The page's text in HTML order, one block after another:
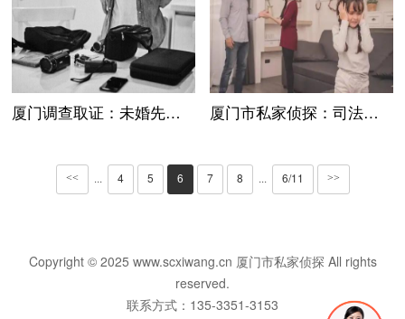
厦门调查取证：未婚先孕罚款缴纳地点 厦门市私家侦探：司法部关于制发涉外涉港澳台民事公证书副本有关问题的批复
<< ··· 4 5 6 7 8 ··· 6/11 >>
Copyright © 2025 www.scxiwang.cn 厦门市私家侦探 All rights
reserved.
联系方式：135-3351-3153